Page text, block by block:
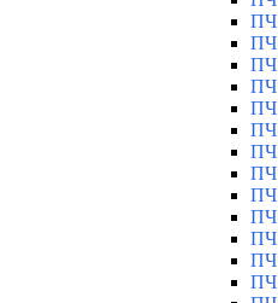
ПЧ
ПЧ
ПЧ
ПЧ
ПЧ
ПЧ
ПЧ
ПЧ
ПЧ
ПЧ
ПЧ
ПЧ
ПЧ